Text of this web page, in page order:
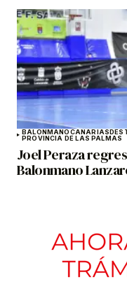
BALONMANOCANARIAS
PROVINCIA DE LAS PALMAS
Joel Peraza
Balonmano